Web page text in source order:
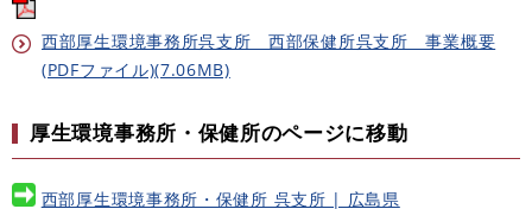
西部厚生環境事務所呉支所 西部保健所呉支所 事業概要
(PDFファイル)(7.06MB)
厚生環境事務所・保健所のページに移動
西部厚生環境事務所・保健所 呉支所 | 広島県